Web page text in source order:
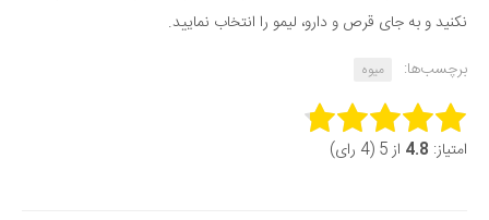
نکنید و به جای قرص و دارو، لیمو را انتخاب نمایید.
برچسب‌ها:
میوه
Rate this item:
امتیاز: 4.8 از 5 (4 رای)